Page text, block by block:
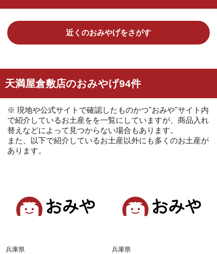
近くのおみやげをさがす
天満屋倉敷店のおみやげ94件
※ 現地や公式サイトで確認したものかつ"おみや"サイト内
で紹介しているお土産をを一覧にしていますが、商品入れ
替えなどによって見つからない場合もあります。
また、以下で紹介しているお土産以外にも多くのお土産が
あります。
兵庫県 兵庫県